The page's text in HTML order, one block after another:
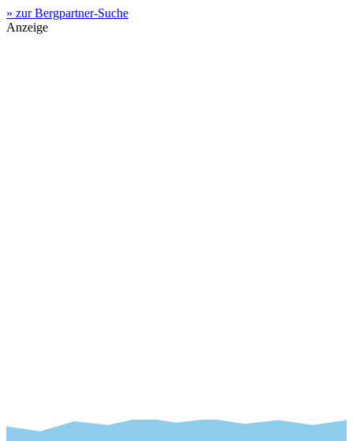
» zur Bergpartner-Suche
Anzeige